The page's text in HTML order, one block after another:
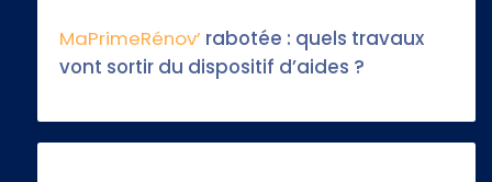
MaPrimeRénov’ rabotée : quels travaux
vont sortir du dispositif d’aides ?